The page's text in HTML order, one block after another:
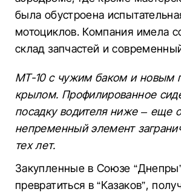
была обустроена
мотоциклов. Компания имела
склад запчастей и
МТ-10 с чужим баком и новым
крылом. Профилированное
посадку водителя ниже – еще
непременный элемент
тех лет.
Закупленные в Союзе
превратиться в “Казаков”,